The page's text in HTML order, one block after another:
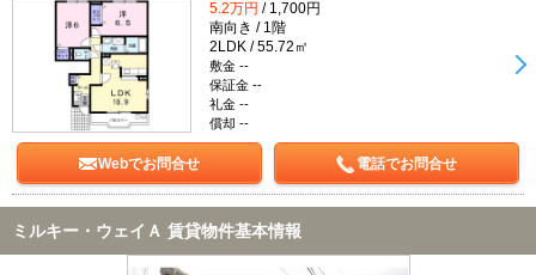
5.2万円 / 1,700円
南向き / 1階
2LDK / 55.72㎡
敷金 --
保証金 --
礼金 --
償却 --
Webでお問合せ 電話でお問合せ
ミルキー・ウェイＡ 賃貸物件基本情報